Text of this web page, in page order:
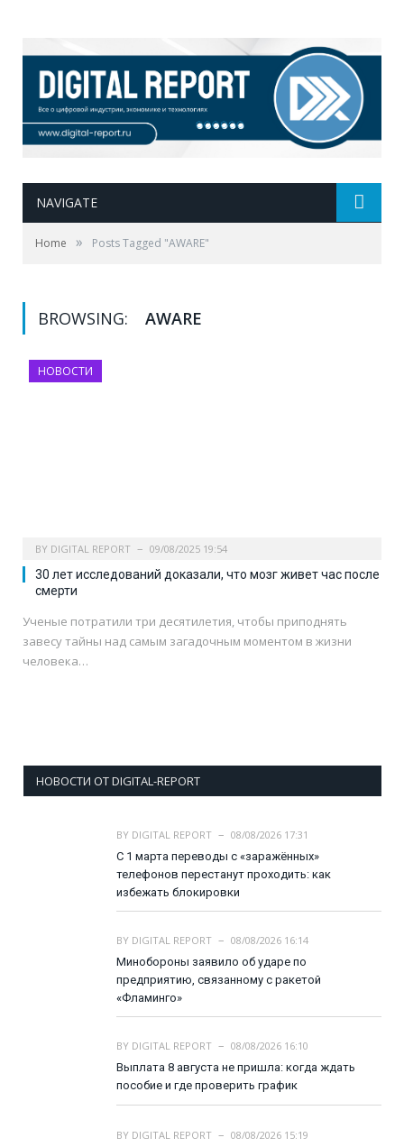
NAVIGATE
Home » Posts Tagged "AWARE"
BROWSING: AWARE
НОВОСТИ
BY DIGITAL REPORT 09/08/2025 19:54
30 лет исследований доказали, что мозг живет час после
смерти
Ученые потратили три десятилетия, чтобы приподнять
завесу тайны над самым загадочным моментом в жизни
человека…
НОВОСТИ ОТ DIGITAL-REPORT
BY DIGITAL REPORT
08/08/2026 17:31
С 1 марта переводы с «заражённых»
телефонов перестанут проходить: как
избежать блокировки
BY DIGITAL REPORT
08/08/2026 16:14
Минобороны заявило об ударе по
предприятию, связанному с ракетой
«Фламинго»
BY DIGITAL REPORT
08/08/2026 16:10
Выплата 8 августа не пришла: когда ждать
пособие и где проверить график
BY DIGITAL REPORT
08/08/2026 15:19